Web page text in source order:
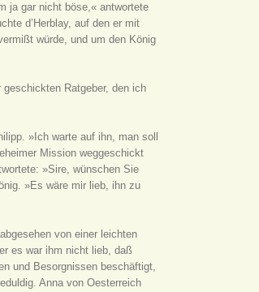
ja gar nicht böse,« antwortete
d’Herblay, auf den er mit
würde, und um den König
Ratgeber, den ich
»Ich warte auf ihn, man soll
Mission weggeschickt
»Sire, wünschen Sie
»Es wäre mir lieb, ihn zu
von einer leichten
es war ihm nicht lieb, daß
und Besorgnissen beschäftigt,
Anna von Oesterreich